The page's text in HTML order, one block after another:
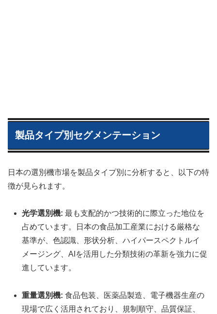
製品タイプ別セグメンテーション
日本の選別機市場を製品タイプ別に分析すると、以下の特
徴が見られます。
光学選別機: 最も支配的かつ技術的に際立った地位を
占めています。日本の食品加工産業における厳格な
基準が、色認識、形状分析、ハイパースペクトルイ
メージング、AIを活用した分類技術の革新を強力に促
進しています。
重量選別機: 食品包装、医薬品製造、電子機器生産の
現場で広く活用されており、規制順守、品質保証、